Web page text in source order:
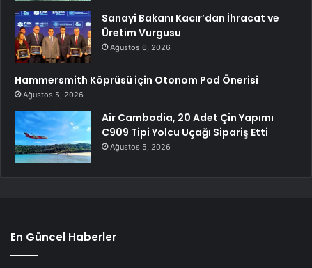
Sanayi Bakanı Kacır’dan İhracat ve
Üretim Vurgusu
Ağustos 6, 2026
Hammersmith Köprüsü için Otonom Pod Önerisi
Ağustos 5, 2026
Air Cambodia, 20 Adet Çin Yapımı
C909 Tipi Yolcu Uçağı Sipariş Etti
Ağustos 5, 2026
En Güncel Haberler